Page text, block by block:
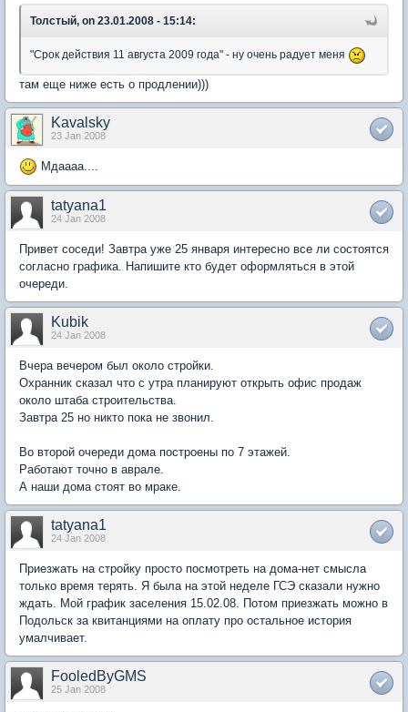
Толстый, on 23.01.2008 - 15:14:
"Срок действия 11 августа 2009 года" - ну очень радует меня
там еще ниже есть о продлении)))
Kavalsky
23 Jan 2008
Мдаааа....
tatyana1
24 Jan 2008
Привет соседи! Завтра уже 25 января интересно все ли состоятся
согласно графика. Напишите кто будет оформляться в этой
очереди.
Kubik
24 Jan 2008
Вчера вечером был около стройки.
Охранник сказал что с утра планируют открыть офис продаж
около штаба строительства.
Завтра 25 но никто пока не звонил.
Во второй очереди дома построены по 7 этажей.
Работают точно в аврале.
А наши дома стоят во мраке.
tatyana1
24 Jan 2008
Приезжать на стройку просто посмотреть на дома-нет смысла
только время терять. Я была на этой неделе ГСЭ сказали нужно
ждать. Мой график заселения 15.02.08. Потом приезжать можно в
Подольск за квитанциями на оплату про остальное история
умалчивает.
FooledByGMS
25 Jan 2008